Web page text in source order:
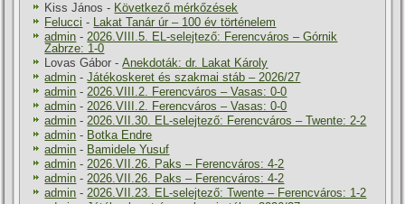
Kiss János - Következő mérkőzések
Felucci - Lakat Tanár úr – 100 év történelem
admin -2026.VIII.5. EL-selejtező: Ferencváros – Górnik
Zabrze: 1-0
Lovas Gábor -Anekdoták: dr. Lakat Károly
admin -Játékoskeret és szakmai stáb – 2026/27
admin -2026.VIII.2. Ferencváros – Vasas: 0-0
admin -2026.VIII.2. Ferencváros – Vasas: 0-0
admin -2026.VII.30. EL-selejtező: Ferencváros – Twente: 2-2
admin - Botka Endre
admin - Bamidele Yusuf
admin -2026.VII.26. Paks – Ferencváros: 4-2
admin -2026.VII.26. Paks – Ferencváros: 4-2
admin -2026.VII.23. EL-selejtező: Twente – Ferencváros: 1-2